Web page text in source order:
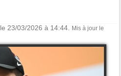
le 23/03/2026 à 14:44.
Mis à jour le